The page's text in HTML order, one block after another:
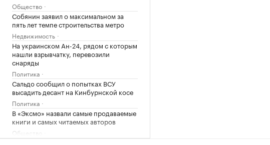
Общество
Собянин заявил о максимальном за
пять лет темпе строительства метро
Недвижимость
На украинском Ан-24, рядом с которым
нашли взрывчатку, перевозили
снаряды
Политика
Сальдо сообщил о попытках ВСУ
высадить десант на Кинбурнской косе
Политика
В «Эксмо» назвали самые продаваемые
книги и самых читаемых авторов
Общество